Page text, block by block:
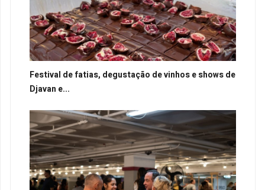
Festival de fatias, degustação de vinhos e shows de
Djavan e...